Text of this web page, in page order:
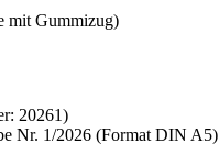
mit Gummizug)
20261)
Nr. 1/2026 (Format DIN A5)